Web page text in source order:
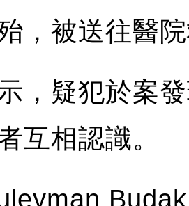
，被送往醫
，疑犯於案
互相認識。